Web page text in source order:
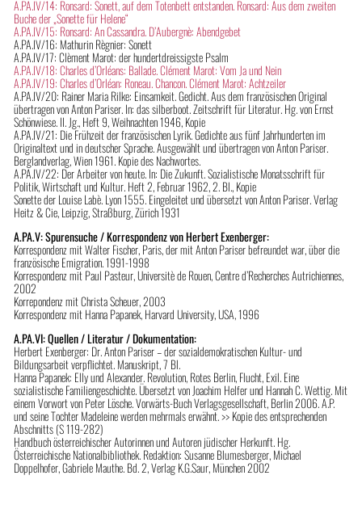
A.PA.IV/14: Ronsard: Sonett, auf dem Totenbett entstanden. Ronsard: Aus dem zweiten
Buche der „Sonette für Helene“
A.PA.IV/15: Ronsard: An Cassandra. D’Aubergnè: Abendgebet
A.PA.IV/16: Mathurin Règnier: Sonett
A.PA.IV/17: Clèment Marot: der hundertdreissigste Psalm
A.PA.IV/18: Charles d’Orléans: Ballade. Clément Marot: Vom Ja und Nein
A.PA.IV/19: Charles d’Orléan: Roneau. Chancon. Clément Marot: Achtzeiler
A.PA.IV/20: Rainer Maria Rilke: Einsamkeit. Gedicht. Aus dem französischen Original
übertragen von Anton Pariser. In: das silberboot. Zeitschrift für Literatur. Hg. von Ernst
Schönwiese. II. Jg., Heft 9, Weihnachten 1946, Kopie
A.PA.IV/21: Die Frühzeit der französischen Lyrik. Gedichte aus fünf Jahrhunderten im
Originaltext und in deutscher Sprache. Ausgewählt und übertragen von Anton Pariser.
Berglandverlag, Wien 1961. Kopie des Nachwortes.
A.PA.IV/22: Der Arbeiter von heute. In: Die Zukunft. Sozialistische Monatsschrift für
Politik, Wirtschaft und Kultur. Heft 2, Februar 1962, 2. Bl., Kopie
Sonette der Louise Labè. Lyon 1555. Eingeleitet und übersetzt von Anton Pariser. Verlag
Heitz & Cie, Leipzig, Straßburg, Zürich 1931
A.PA.V: Spurensuche / Korrespondenz von Herbert Exenberger:
Korrespondenz mit Walter Fischer, Paris, der mit Anton Pariser befreundet war, über die
französische Emigration. 1991-1998
Korrespondenz mit Paul Pasteur, Universitè de Rouen, Centre d’Recherches Autrichiennes,
2002
Korrepondenz mit Christa Scheuer, 2003
Korrespondenz mit Hanna Papanek, Harvard University, USA, 1996
A.PA.VI: Quellen / Literatur / Dokumentation:
Herbert Exenberger: Dr. Anton Pariser – der sozialdemokratischen Kultur- und
Bildungsarbeit verpflichtet. Manuskript, 7 Bl.
Hanna Papanek: Elly und Alexander. Revolution, Rotes Berlin, Flucht, Exil. Eine
sozialistische Familiengeschichte. Übersetzt von Joachim Helfer und Hannah C. Wettig. Mit
einem Vorwort von Peter Lösche. Vorwärts-Buch Verlagsgesellschaft, Berlin 2006. A.P.
und seine Tochter Madeleine werden mehrmals erwähnt. >> Kopie des entsprechenden
Abschnitts (S 119-282)
Handbuch österreichischer Autorinnen und Autoren jüdischer Herkunft. Hg.
Österreichische Nationalbibliothek. Redaktion: Susanne Blumesberger, Michael
Doppelhofer, Gabriele Mauthe. Bd. 2, Verlag K.G.Saur, München 2002